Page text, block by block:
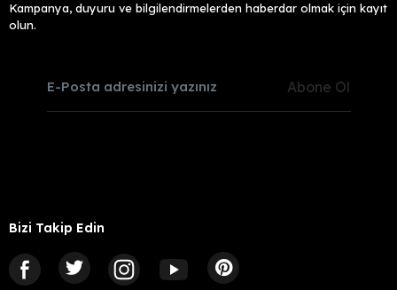
Kampanya, duyuru ve bilgilendirmelerden haberdar olmak için kayıt
olun.
Abone Ol
Bizi Takip Edin